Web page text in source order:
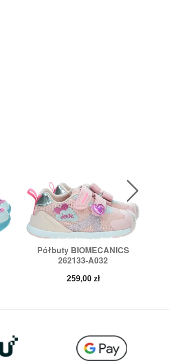
Półbuty BIOMECANICS
262133-A032
Cena
259,00 zł
Szybki podgląd
Rozmiary:22,23